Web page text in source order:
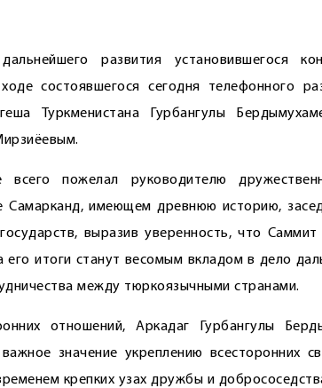
развития установившегося
состоявшегося сегодня телефонного
Туркменистана Гурбангулы
всего пожелал руководителю
Самарканд, имеющем древнюю историю,
выразив уверенность, что
его итоги станут весомым вкладом в дело
между тюркоязычными странами.
отношений, Аркадаг Гурбангулы
важное значение укреплению всесторонних
крепких узах дружбы и